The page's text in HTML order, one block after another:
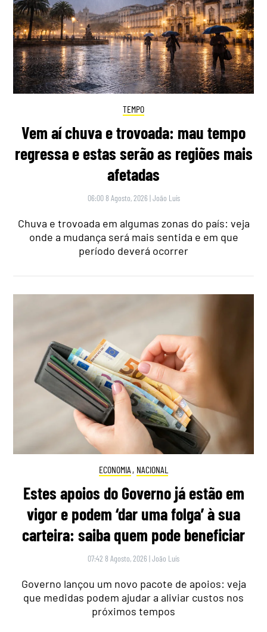
TEMPO
Vem aí chuva e trovoada: mau tempo
regressa e estas serão as regiões mais
afetadas
06:00 8 Agosto, 2026 |João Luís
Chuva e trovoada em algumas zonas do país: veja
onde a mudança será mais sentida e em que
período deverá ocorrer
ECONOMIA , NACIONAL
Estes apoios do Governo já estão em
vigor e podem ‘dar uma folga’ à sua
carteira: saiba quem pode beneficiar
07:42 8 Agosto, 2026 |João Luís
Governo lançou um novo pacote de apoios: veja
que medidas podem ajudar a aliviar custos nos
próximos tempos